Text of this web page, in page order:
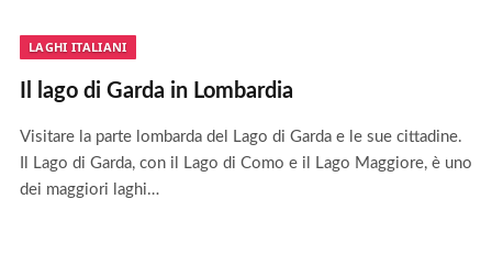
LAGHI ITALIANI
Il lago di Garda in Lombardia
Visitare la parte lombarda del Lago di Garda e le sue cittadine.
Il Lago di Garda, con il Lago di Como e il Lago Maggiore, è uno
dei maggiori laghi…